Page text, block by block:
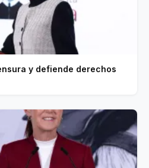
y defiende derechos